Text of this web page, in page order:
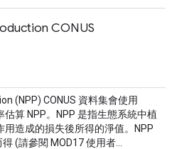
CONUS
(NPP) CONUS 資料集會使用
估算 NPP。NPP 是指生態系統中植
造成的損失後所得的淨值。NPP
(請參閱 MOD17 使用者…